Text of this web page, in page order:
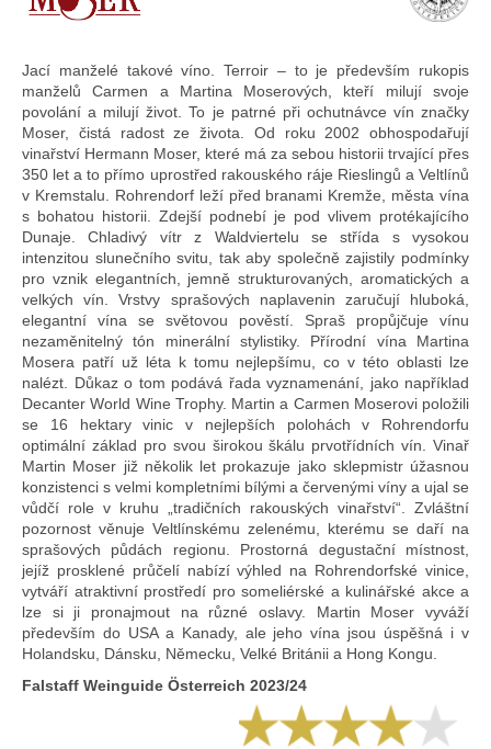
Jací manželé takové víno. Terroir – to je především rukopis
manželů Carmen a Martina Moserových, kteří milují svoje
povolání a milují život. To je patrné při ochutnávce vín značky
Moser, čistá radost ze života. Od roku 2002 obhospodařují
vinařství Hermann Moser, které má za sebou historii trvající přes
350 let a to přímo uprostřed rakouského ráje Rieslingů a Veltlínů
v Kremstalu. Rohrendorf leží před branami Kremže, města vína
s bohatou historii. Zdejší podnebí je pod vlivem protékajícího
Dunaje. Chladivý vítr z Waldviertelu se střída s vysokou
intenzitou slunečního svitu, tak aby společně zajistily podmínky
pro vznik elegantních, jemně strukturovaných, aromatických a
velkých vín. Vrstvy sprašových naplavenin zaručují hluboká,
elegantní vína se světovou pověstí. Spraš propůjčuje vínu
nezaměnitelný tón minerální stylistiky. Přírodní vína Martina
Mosera patří už léta k tomu nejlepšímu, co v této oblasti lze
nalézt. Důkaz o tom podává řada vyznamenání, jako například
Decanter World Wine Trophy. Martin a Carmen Moserovi položili
se 16 hektary vinic v nejlepších polohách v Rohrendorfu
optimální základ pro svou širokou škálu prvotřídních vín. Vinař
Martin Moser již několik let prokazuje jako sklepmistr úžasnou
konzistenci s velmi kompletními bílými a červenými víny a ujal se
vůdčí role v kruhu „tradičních rakouských vinařství“. Zvláštní
pozornost věnuje Veltlínskému zelenému, kterému se daří na
sprašových půdách regionu. Prostorná degustační místnost,
jejíž prosklené průčelí nabízí výhled na Rohrendorfské vinice,
vytváří atraktivní prostředí pro someliérské a kulinářské akce a
lze si ji pronajmout na různé oslavy. Martin Moser vyváží
především do USA a Kanady, ale jeho vína jsou úspěšná i v
Holandsku, Dánsku, Německu, Velké Británii a Hong Kongu.
Falstaff Weinguide Österreich 2023/24